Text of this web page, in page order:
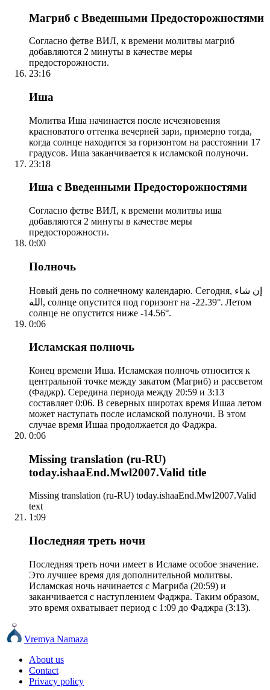
Магриб с Введенными Предосторожностями
Согласно фетве ВИЛ, к времени молитвы магриб
добавляются 2 минуты в качестве меры
предосторожности.
23:16
Иша
Молитва Иша начинается после исчезновения
красноватого оттенка вечерней зари, примерно тогда,
когда солнце находится за горизонтом на расстоянии 17
градусов. Иша заканчивается к исламской полуночи.
23:18
Иша с Введенными Предосторожностями
Согласно фетве ВИЛ, к времени молитвы иша
добавляются 2 минуты в качестве меры
предосторожности.
0:00
Полночь
Новый день по солнечному календарю. Сегодня, إن شاء
الله, солнце опустится под горизонт на -22.39°. Летом
солнце не опустится ниже -14.56°.
0:06
Исламская полночь
Конец времени Иша. Исламская полночь относится к
центральной точке между закатом (Магриб) и рассветом
(Фаджр). Середина периода между 20:59 и 3:13
составляет 0:06. В северных широтах время Ишаа летом
может наступать после исламской полуночи. В этом
случае время Ишаа продолжается до Фаджра.
0:06
Missing translation (ru-RU)
today.ishaaEnd.Mwl2007.Valid title
Missing translation (ru-RU) today.ishaaEnd.Mwl2007.Valid
text
1:09
Последняя треть ночи
Последняя треть ночи имеет в Исламе особое значение.
Это лучшее время для дополнительной молитвы.
Исламская ночь начинается с Магриба (20:59) и
заканчивается с наступлением Фаджра. Таким образом,
это время охватывает период с 1:09 до Фаджра (3:13).
Vremya Namaza
About us
Contact
Privacy policy